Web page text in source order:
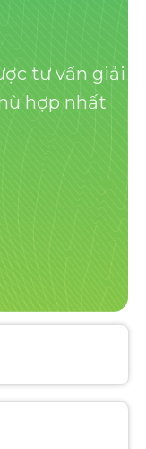
tư vấn giải
hợp nhất